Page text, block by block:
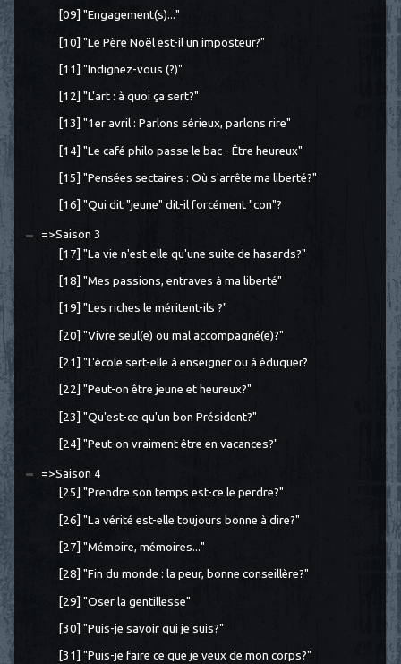
[09] "Engagement(s)..."
[10] "Le Père Noël est-il un imposteur?"
[11] "Indignez-vous (?)"
[12] "L'art : à quoi ça sert?"
[13] "1er avril : Parlons sérieux, parlons rire"
[14] "Le café philo passe le bac - Être heureux"
[15] "Pensées sectaires : Où s'arrête ma liberté?"
[16] "Qui dit "jeune" dit-il forcément "con"?
=>Saison 3
[17] "La vie n'est-elle qu'une suite de hasards?"
[18] "Mes passions, entraves à ma liberté"
[19] "Les riches le méritent-ils ?"
[20] "Vivre seul(e) ou mal accompagné(e)?"
[21] "L'école sert-elle à enseigner ou à éduquer?
[22] "Peut-on être jeune et heureux?"
[23] "Qu'est-ce qu'un bon Président?"
[24] "Peut-on vraiment être en vacances?"
=>Saison 4
[25] "Prendre son temps est-ce le perdre?"
[26] "La vérité est-elle toujours bonne à dire?"
[27] "Mémoire, mémoires..."
[28] "Fin du monde : la peur, bonne conseillère?"
[29] "Oser la gentillesse"
[30] "Puis-je savoir qui je suis?"
[31] "Puis-je faire ce que je veux de mon corps?"